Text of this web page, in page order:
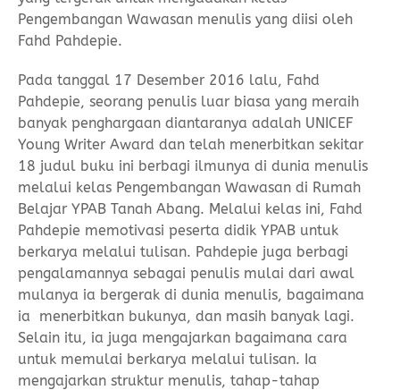
Pengembangan Wawasan menulis yang diisi oleh
Fahd Pahdepie.
Pada tanggal 17 Desember 2016 lalu, Fahd
Pahdepie, seorang penulis luar biasa yang meraih
banyak penghargaan diantaranya adalah UNICEF
Young Writer Award dan telah menerbitkan sekitar
18 judul buku ini berbagi ilmunya di dunia menulis
melalui kelas Pengembangan Wawasan di Rumah
Belajar YPAB Tanah Abang. Melalui kelas ini, Fahd
Pahdepie memotivasi peserta didik YPAB untuk
berkarya melalui tulisan. Pahdepie juga berbagi
pengalamannya sebagai penulis mulai dari awal
mulanya ia bergerak di dunia menulis, bagaimana
ia menerbitkan bukunya, dan masih banyak lagi.
Selain itu, ia juga mengajarkan bagaimana cara
untuk memulai berkarya melalui tulisan. Ia
mengajarkan struktur menulis, tahap-tahap